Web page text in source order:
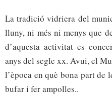
La tradició vidriera del
lluny, ni més ni menys que
d’aquesta activitat es
anys del segle xx. Avui, el
l’època en què bona part
bufar i fer ampolles..